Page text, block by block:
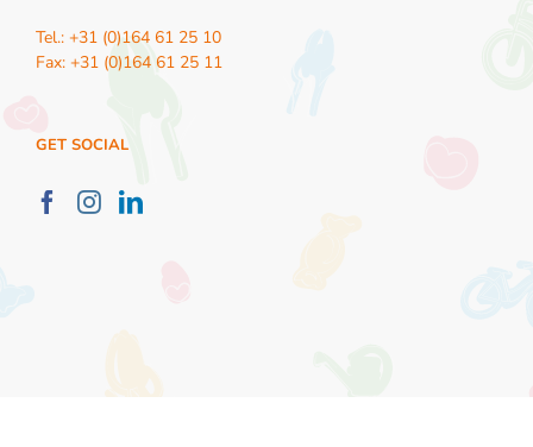
Tel.: +31 (0)164 61 25 10
Fax: +31 (0)164 61 25 11
GET SOCIAL